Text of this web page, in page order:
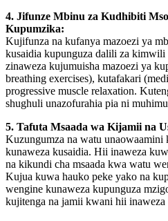
4. Jifunze Mbinu za Kudhibiti
Kupumzika:
Kujifunza na kufanya mazoezi ya
kusaidia kupunguza dalili za
zinaweza kujumuisha mazoezi ya
breathing exercises), kutafakari
progressive muscle relaxation.
shughuli unazofurahia pia ni
5. Tafuta Msaada wa Kijamii na
Kuzungumza na watu
kunaweza kusaidia. Hii inaweza
na kikundi cha msaada kwa watu
Kujua kuwa hauko peke yako na
wengine kunaweza kupunguza
kujitenga na jamii kwani hii inaweza